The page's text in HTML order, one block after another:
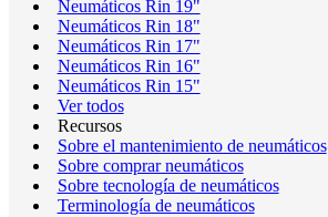
Neumáticos Rin 19"
Neumáticos Rin 18"
Neumáticos Rin 17"
Neumáticos Rin 16"
Neumáticos Rin 15"
Ver todos
Recursos
Sobre el mantenimiento de neumáticos
Sobre comprar neumáticos
Sobre tecnología de neumáticos
Terminología de neumáticos